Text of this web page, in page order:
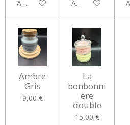
Ajouter au panierAjouter au panier
Ambre
Gris
9,00 €
La
bonbonni
ère
double
15,00 €